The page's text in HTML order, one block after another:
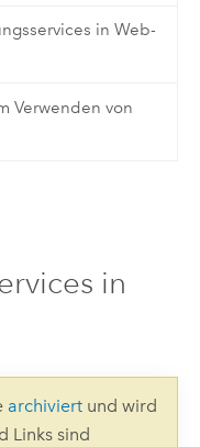
in Web-
Verwenden von
in
archiviertund wird
Links sind